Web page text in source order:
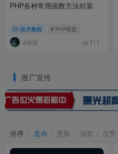
PHP各种常用函数方法封装
技术教程 # PHP语言
4年前 711
推广宣传
排序 发布 更新 浏览 点赞